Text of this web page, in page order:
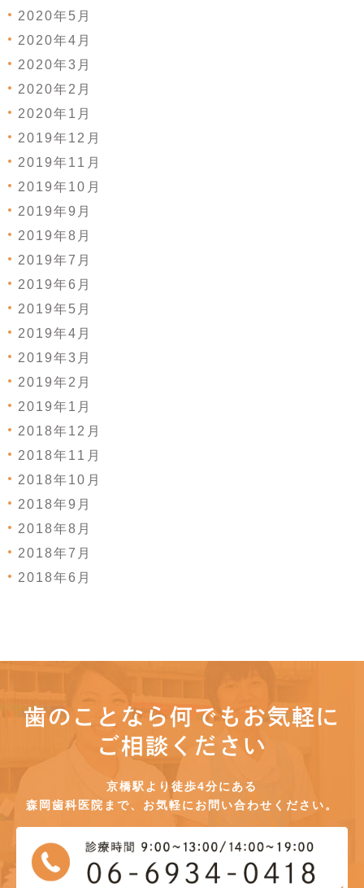
2020年5月
2020年4月
2020年3月
2020年2月
2020年1月
2019年12月
2019年11月
2019年10月
2019年9月
2019年8月
2019年7月
2019年6月
2019年5月
2019年4月
2019年3月
2019年2月
2019年1月
2018年12月
2018年11月
2018年10月
2018年9月
2018年8月
2018年7月
2018年6月
歯のことなら何でもお気軽に
ご相談ください
京橋駅より徒歩4分にある
森岡歯科医院まで、お気軽にお問い合わせください。